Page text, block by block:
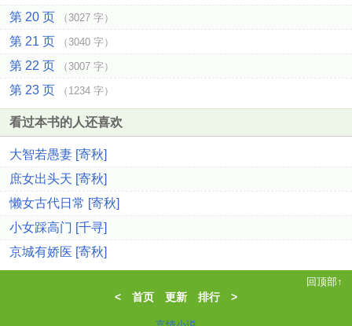
第 20 页 （3027 字）
第 21 页 （3040 字）
第 22 页 （3007 字）
第 23 页 （1234 字）
看过本书的人还喜欢
大智若愚妻 [寄秋]
庶女出头天 [寄秋]
懒女古代日常 [寄秋]
小女踩高门 [千寻]
京城有娇医 [寄秋]
回顶部↑
< 首页 更新 排行>